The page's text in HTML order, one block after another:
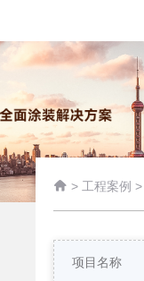
 > 工程案例 >
项目名称